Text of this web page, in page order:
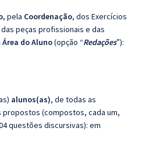
, pela Coordenação, dos Exercícios
peças profissionais e das
Área do Aluno(opção “Redações”):
alunos(as), de todas as
(compostos, cada um,
questões discursivas): em